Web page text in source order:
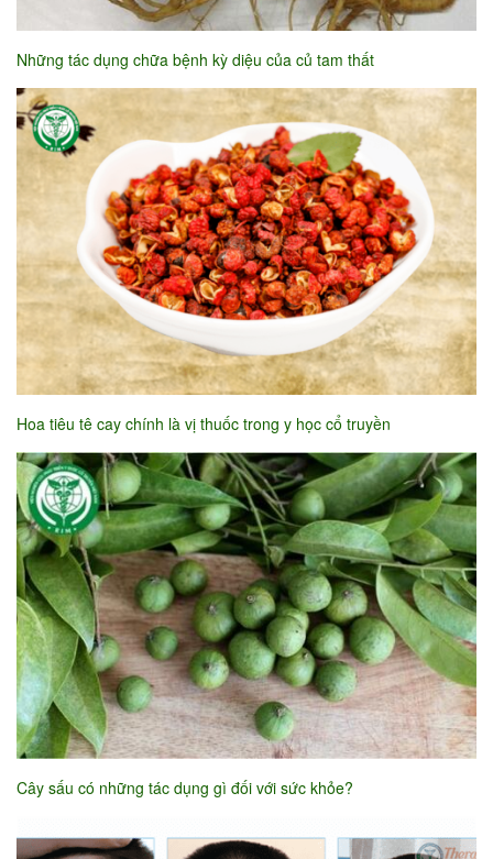
Những tác dụng chữa bệnh kỳ diệu của củ tam thất
Hoa tiêu tê cay chính là vị thuốc trong y học cổ truyền
Cây sấu có những tác dụng gì đối với sức khỏe?